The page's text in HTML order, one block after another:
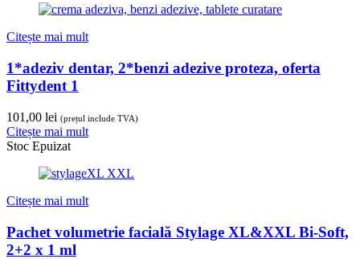
Citește mai mult
1*adeziv dentar, 2*benzi adezive proteza, oferta
Fittydent 1
101,00 lei (prețul include TVA)
Citește mai mult
Stoc Epuizat
Citește mai mult
Pachet volumetrie facială Stylage XL&XXL Bi-Soft,
2+2 x 1 ml